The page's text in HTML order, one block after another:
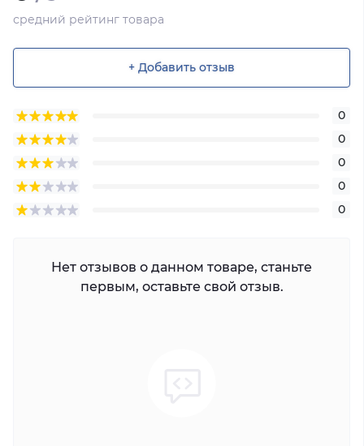
средний рейтинг товара
+ Добавить отзыв
0
0
0
0
0
Нет отзывов о данном товаре, станьте
первым, оставьте свой отзыв.